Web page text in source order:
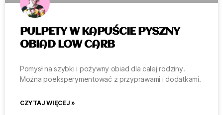
PULPETY W KAPUŚCIE PYSZNY
OBIAD LOW CARB
Pomysł na szybki i pożywny obiad dla całej rodziny.
Można poeksperymentować z przyprawami i dodatkami.
CZYTAJ WIĘCEJ »